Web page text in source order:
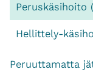
Peruskäsihoito
Hellittely-
Peruuttamatta